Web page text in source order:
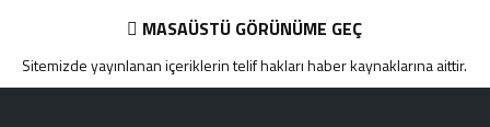
MASAÜSTÜ GÖRÜNÜME GEÇ
Sitemizde yayınlanan içeriklerin telif hakları haber kaynaklarına aittir.